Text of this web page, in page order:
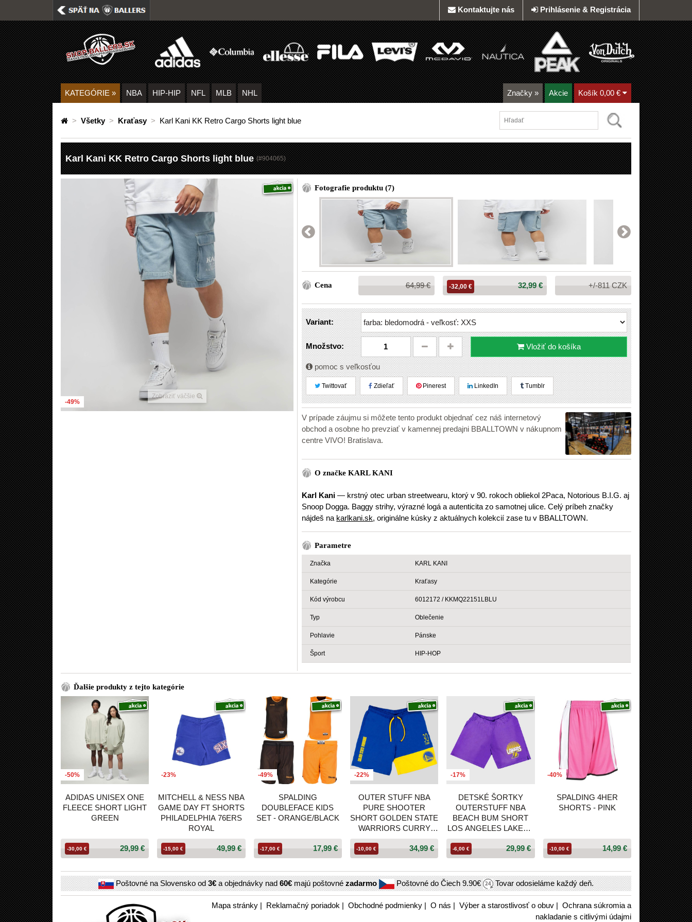
Prihlásenie & Registrácia
Kontaktujte nás
KATEGÓRIE » NBA HIP-HIP NFL MLB NHL Značky » Akcie Košík 0,00 €
> Všetky > Kraťasy > Karl Kani KK Retro Cargo Shorts light blue
Karl Kani KK Retro Cargo Shorts light blue (#904065)
Zobraziť väčšie
-49%
Fotografie produktu (7)
Cena
Bežná
cena:
64,99 € Cena:
32,99 €
-32,00 € +/-811 CZK
Variant:
Množstvo: Vložiť do košíka
pomoc s veľkosťou
Twittovať Zdieľať Pinerest LinkedIn Tumblr
V prípade záujmu si môžete tento produkt objednať cez náš internetový
obchod a osobne ho prevziať v kamennej predajni BBALLTOWN v nákupnom
centre VIVO! Bratislava.
O značke KARL KANI
Karl Kani — krstný otec urban streetwearu, ktorý v 90. rokoch obliekol 2Paca, Notorious B.I.G. aj
Snoop Dogga. Baggy strihy, výrazné logá a autenticita zo samotnej ulice. Celý príbeh značky
nájdeš na karlkani.sk, originálne kúsky z aktuálnych kolekcií zase tu v BBALLTOWN.
Parametre
Značka KARL KANI
Kategórie Kraťasy
Kód výrobcu 6012172 / KKMQ22151LBLU
Typ Oblečenie
Pohlavie Pánske
Šport HIP-HOP
Ďalšie produkty z tejto kategórie
-50%
ADIDAS UNISEX ONE
FLEECE SHORT LIGHT
GREEN
29,99 €
-30,00 €
-23%
MITCHELL & NESS NBA
GAME DAY FT SHORTS
PHILADELPHIA 76ERS
ROYAL
49,99 €
-15,00 €
-49%
SPALDING
DOUBLEFACE KIDS
SET - ORANGE/BLACK
17,99 €
-17,00 €
-22%
OUTER STUFF NBA
PURE SHOOTER
SHORT GOLDEN STATE
WARRIORS CURRY
STEPHEN
BLUE/YELLOW34,99 €
-10,00 €
-17%
DETSKÉ ŠORTKY
OUTERSTUFF NBA
BEACH BUM SHORT
LOS ANGELES LAKERS
FIALOVÉ
29,99 €
-6,00 €
-40%
SPALDING 4HER
SHORTS - PINK
14,99 €
-10,00 €
Poštovné na Slovensko od3€a objednávky nad60€majú poštovnézadarmo Poštovné do Čiech9.90€ Tovar odosieláme každý deň.
Mapa stránky| Reklamačný poriadok | Obchodné podmienky| O nás | Výber a starostlivosť o obuv| Ochrana súkromia a
nakladanie s citlivými údajmi